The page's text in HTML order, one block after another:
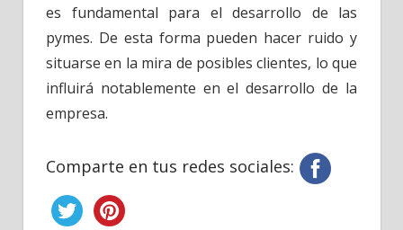
es fundamental para el desarrollo de las
pymes. De esta forma pueden hacer ruido y
situarse en la mira de posibles clientes, lo que
influirá notablemente en el desarrollo de la
empresa.
Comparte en tus redes sociales: